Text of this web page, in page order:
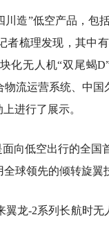
川造”低空产品，包
者梳理发现，其中
化无人机“双尾蝎
物流运营系统、中
进行了展示。
面向低空出行的全
球领先的倾转旋
翼龙-2系列长航时